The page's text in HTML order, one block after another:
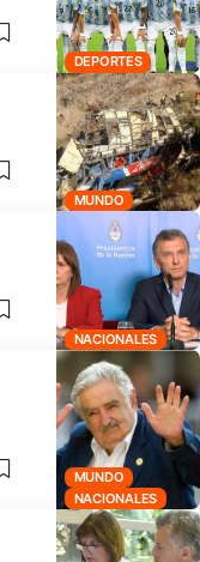
DEPORTES
MUNDO
NACIONALES
MUNDO
NACIONALES